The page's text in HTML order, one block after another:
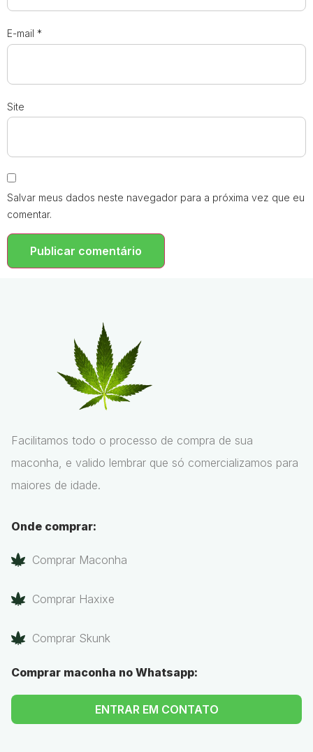
E-mail *
Site
Salvar meus dados neste navegador para a próxima vez que eu
comentar.
Facilitamos todo o processo de compra de sua
maconha, e valido lembrar que só comercializamos para
maiores de idade.
Onde comprar:
Comprar Maconha
Comprar Haxixe
Comprar Skunk
Comprar maconha no Whatsapp:
ENTRAR EM CONTATO